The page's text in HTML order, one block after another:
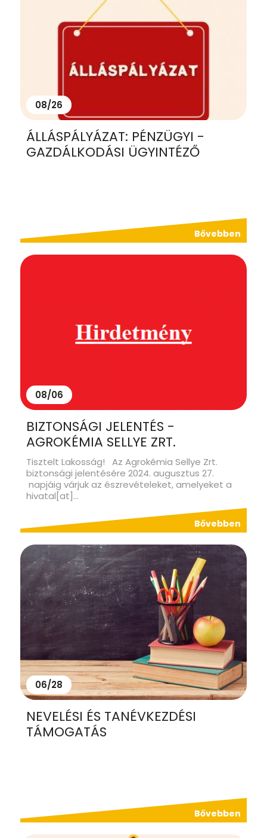
08/26
ÁLLÁSPÁLYÁZAT: PÉNZÜGYI -
GAZDÁLKODÁSI ÜGYINTÉZŐ
Bővebben
08/06
BIZTONSÁGI JELENTÉS -
AGROKÉMIA SELLYE ZRT.
Tisztelt Lakosság! Az Agrokémia Sellye Zrt.
biztonsági jelentésére 2024. augusztus 27.
napjáig várjuk az észrevételeket, amelyeket a
hivatal[at]...
Bővebben
06/28
NEVELÉSI ÉS TANÉVKEZDÉSI
TÁMOGATÁS
Bővebben